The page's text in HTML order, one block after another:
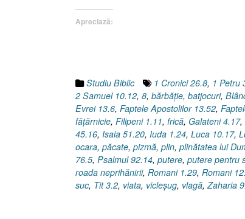
Apreciază:
Studiu Biblic 1 Cronici 26.8, 1 Petru
2 Samuel 10.12, 8, bărbăţie, batjocuri,
Evrei 13.6, Faptele Apostolilor 13.52,
făţărnicie, Filipeni 1.11, frică, Galateni 4.17,
45.16, Isaia 51.20, Iuda 1.24, Luca 10.17,
ocara, păcate, pizmă, plin, plinătatea lui
76.5, Psalmul 92.14, putere, putere pentru
roada neprihănirii, Romani 1.29, Romani
suc, Tit 3.2, viata, vicleşug, vlagă,Zaharia